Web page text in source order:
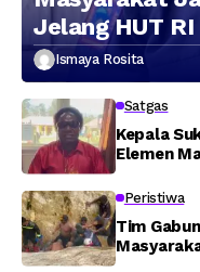
Jelang HUT RI
Ismaya Rosita
Satgas
Kepala
Elemen
Peristiwa
Tim